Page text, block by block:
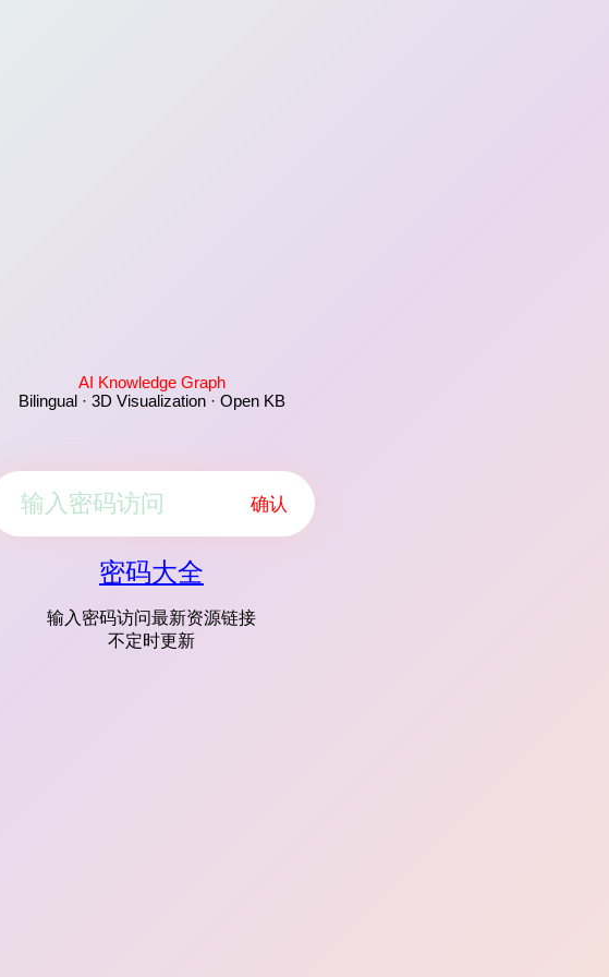
AI Knowledge Graph
Bilingual · 3D Visualization · Open KB
确认
密码大全
输入密码访问最新资源链接
不定时更新